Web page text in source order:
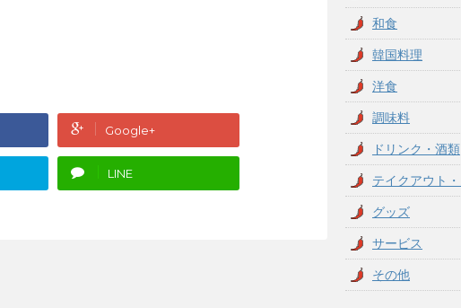
Google+
LINE
和食
韓国料理
洋食
調味料
ドリンク・酒類
テイクアウト
グッズ
サービス
その他